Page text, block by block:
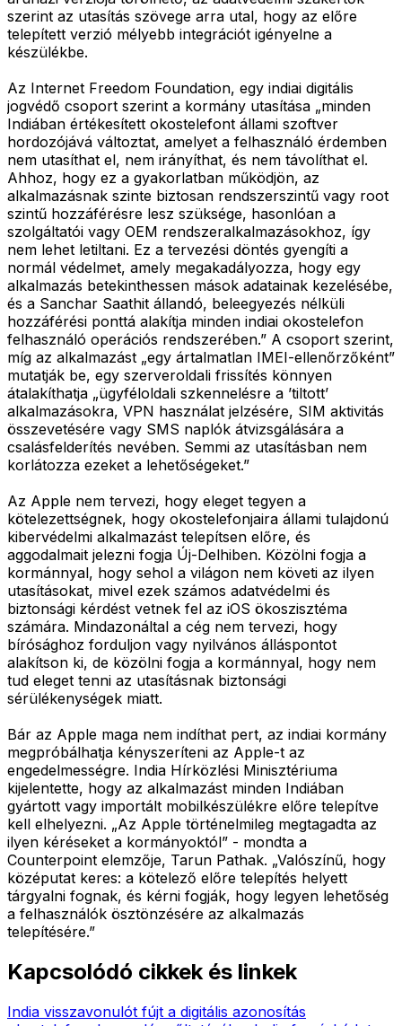
szerint az utasítás szövege arra utal, hogy az előre
telepített verzió mélyebb integrációt igényelne a
készülékbe.
Az Internet Freedom Foundation, egy indiai digitális
jogvédő csoport szerint a kormány utasítása „minden
Indiában értékesített okostelefont állami szoftver
hordozójává változtat, amelyet a felhasználó érdemben
nem utasíthat el, nem irányíthat, és nem távolíthat el.
Ahhoz, hogy ez a gyakorlatban működjön, az
alkalmazásnak szinte biztosan rendszerszintű vagy root
szintű hozzáférésre lesz szüksége, hasonlóan a
szolgáltatói vagy OEM rendszeralkalmazásokhoz, így
nem lehet letiltani. Ez a tervezési döntés gyengíti a
normál védelmet, amely megakadályozza, hogy egy
alkalmazás betekinthessen mások adatainak kezelésébe,
és a Sanchar Saathit állandó, beleegyezés nélküli
hozzáférési ponttá alakítja minden indiai okostelefon
felhasználó operációs rendszerében.” A csoport szerint,
míg az alkalmazást „egy ártalmatlan IMEI-ellenőrzőként”
mutatják be, egy szerveroldali frissítés könnyen
átalakíthatja „ügyféloldali szkennelésre a ’tiltott’
alkalmazásokra, VPN használat jelzésére, SIM aktivitás
összevetésére vagy SMS naplók átvizsgálására a
csalásfelderítés nevében. Semmi az utasításban nem
korlátozza ezeket a lehetőségeket.”
Az Apple nem tervezi, hogy eleget tegyen a
kötelezettségnek, hogy okostelefonjaira állami tulajdonú
kibervédelmi alkalmazást telepítsen előre, és
aggodalmait jelezni fogja Új-Delhiben. Közölni fogja a
kormánnyal, hogy sehol a világon nem követi az ilyen
utasításokat, mivel ezek számos adatvédelmi és
biztonsági kérdést vetnek fel az iOS ökoszisztéma
számára. Mindazonáltal a cég nem tervezi, hogy
bírósághoz forduljon vagy nyilvános álláspontot
alakítson ki, de közölni fogja a kormánnyal, hogy nem
tud eleget tenni az utasításnak biztonsági
sérülékenységek miatt.
Bár az Apple maga nem indíthat pert, az indiai kormány
megpróbálhatja kényszeríteni az Apple-t az
engedelmességre. India Hírközlési Minisztériuma
kijelentette, hogy az alkalmazást minden Indiában
gyártott vagy importált mobilkészülékre előre telepítve
kell elhelyezni. „Az Apple történelmileg megtagadta az
ilyen kéréseket a kormányoktól” - mondta a
Counterpoint elemzője, Tarun Pathak. „Valószínű, hogy
középutat keres: a kötelező előre telepítés helyett
tárgyalni fognak, és kérni fogják, hogy legyen lehetőség
a felhasználók ösztönzésére az alkalmazás
telepítésére.”
Kapcsolódó cikkek és linkek
India visszavonulót fújt a digitális azonosítás